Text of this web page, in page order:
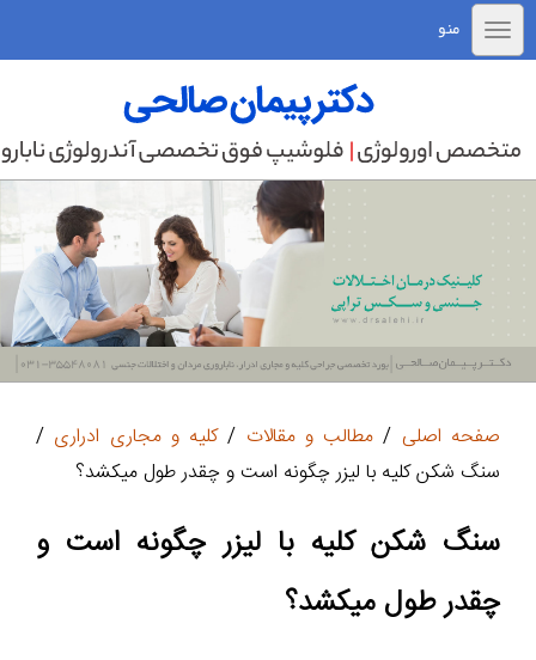
منو
صفحه اصلی / مطالب و مقالات /کلیه و مجاری ادراری /
سنگ شکن کلیه با لیزر چگونه است و چقدر طول میکشد؟
سنگ شکن کلیه با لیزر چگونه است و
چقدر طول میکشد؟